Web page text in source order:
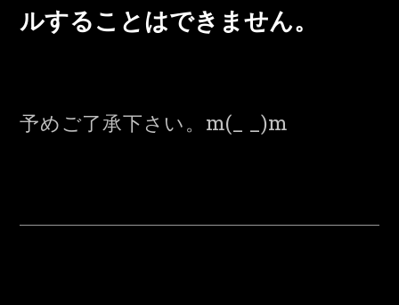
ルすることはできません。
予めご了承下さい。m(_ _)m